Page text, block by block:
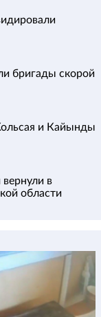
бригады скорой
и Кайынды
в
области